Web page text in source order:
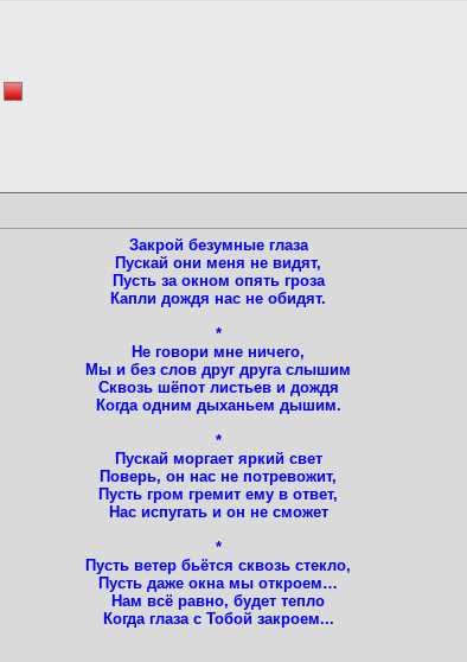
Закрой безумные глаза
Пускай они меня не видят,
Пусть за окном опять гроза
Капли дождя нас не обидят.
*
Не говори мне ничего,
Мы и без слов друг друга слышим
Сквозь шёпот листьев и дождя
Когда одним дыханьем дышим.
*
Пускай моргает яркий свет
Поверь, он нас не потревожит,
Пусть гром гремит ему в ответ,
Нас испугать и он не сможет
*
Пусть ветер бьётся сквозь стекло,
Пусть даже окна мы откроем…
Нам всё равно, будет тепло
Когда глаза с Тобой закроем...